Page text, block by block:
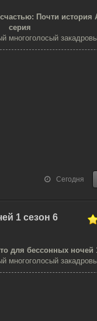
Сегодня
Почти история
серия
многоголосый
1 сезон 6
для бессонных ночей
многоголосый